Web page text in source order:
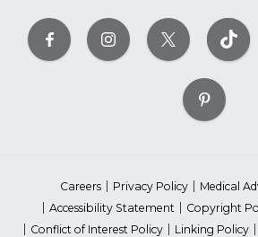
Careers Privacy Policy
Medical
Accessibility Statement
Copyright
Conflict of Interest Policy
Linking Policy